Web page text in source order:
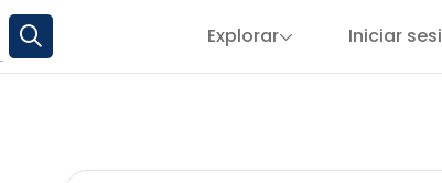
Explorar Iniciar